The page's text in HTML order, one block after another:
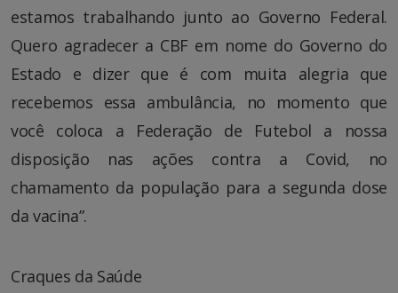
estamos trabalhando junto ao Governo Federal.
Quero agradecer a CBF em nome do Governo do
Estado e dizer que é com muita alegria que
recebemos essa ambulância, no momento que
você coloca a Federação de Futebol a nossa
disposição nas ações contra a Covid, no
chamamento da população para a segunda dose
da vacina”.
Craques da Saúde